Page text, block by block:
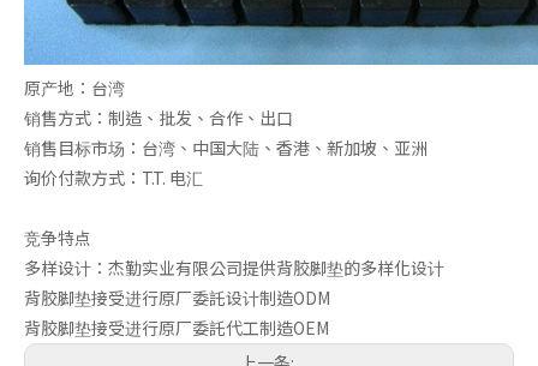
3M背胶脚垫 脚垫
原产地：台湾
销售方式：制造、批发、合作、出口
销售目标市场：台湾、中国大陆、香港、新加坡、亚洲
询价付款方式：T.T. 电汇
竞争特点
多样设计：杰勤实业有限公司提供背胶脚垫的多样化设计
背胶脚垫接受进行原厂委託设计制造ODM
背胶脚垫接受进行原厂委託代工制造OEM